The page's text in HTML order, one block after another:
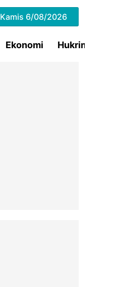
Kamis 6/08/2026
Ekonomi Hukrim